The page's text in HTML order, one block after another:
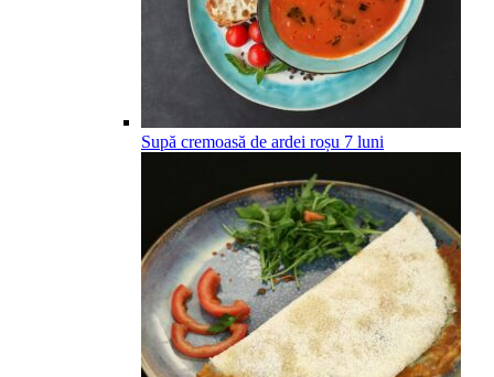
Supă cremoasă de ardei roșu 7 luni